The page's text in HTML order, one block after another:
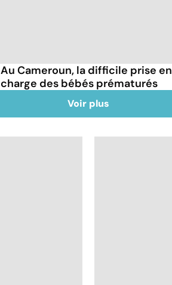
Au Cameroun, la difficile prise en
charge des bébés prématurés
Voir plus